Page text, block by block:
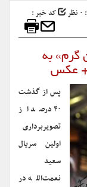
کد خبر :
گرم» به
+ عکس
پس از گذشت
۴۰ درصد از
تصویربرداری
اولین سریال
سعید
نعمت‌الله در